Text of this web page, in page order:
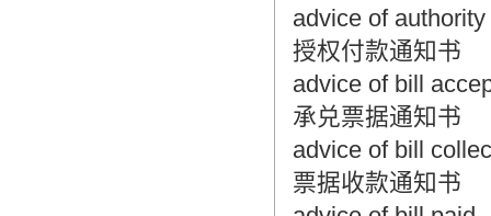
advice of
授权付款通知书
advice of bill
承兑票据通知书
advice of bill
票据收款通知书